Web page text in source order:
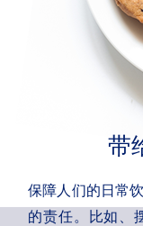
带
保障人们的日常
的责任。比如、